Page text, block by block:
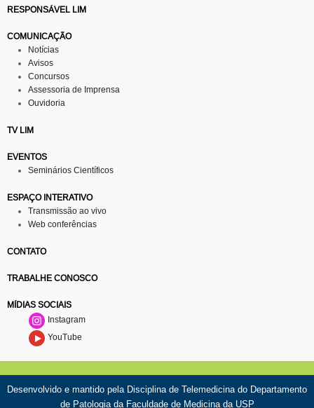
RESPONSÁVEL LIM
COMUNICAÇÃO
Notícias
Avisos
Concursos
Assessoria de Imprensa
Ouvidoria
TV LIM
EVENTOS
Seminários Científicos
ESPAÇO INTERATIVO
Transmissão ao vivo
Web conferências
CONTATO
TRABALHE CONOSCO
MÍDIAS SOCIAIS
Instagram
YouTube
Desenvolvido e mantido pela Disciplina de Telemedicina do Departamento
de Patologia da Faculdade de Medicina da USP